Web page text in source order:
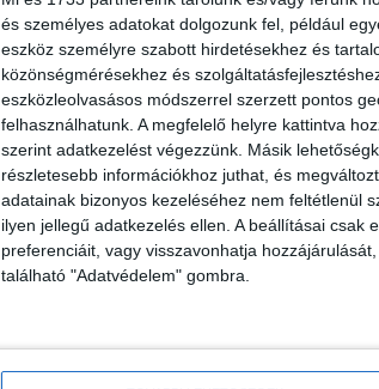
és személyes adatokat dolgozunk fel, például
eszköz személyre szabott hirdetésekhez és
közönségmérésekhez és
eszközleolvasásos módszerrel szerzett pontos
felhasználhatunk. A megfelelő helyre kattintva
szerint adatkezelést végezzünk. Másik
részletesebb információkhoz juthat, és
adatainak bizonyos kezeléséhez nem feltétlenül
ilyen jellegű adatkezelés ellen. A beállításai
preferenciáit, vagy visszavonhatja
található "Adatvédelem" gombra.
Versenyben a legjobb filmnek járó FIPRESCI
Nagydíjért a Csendes barát